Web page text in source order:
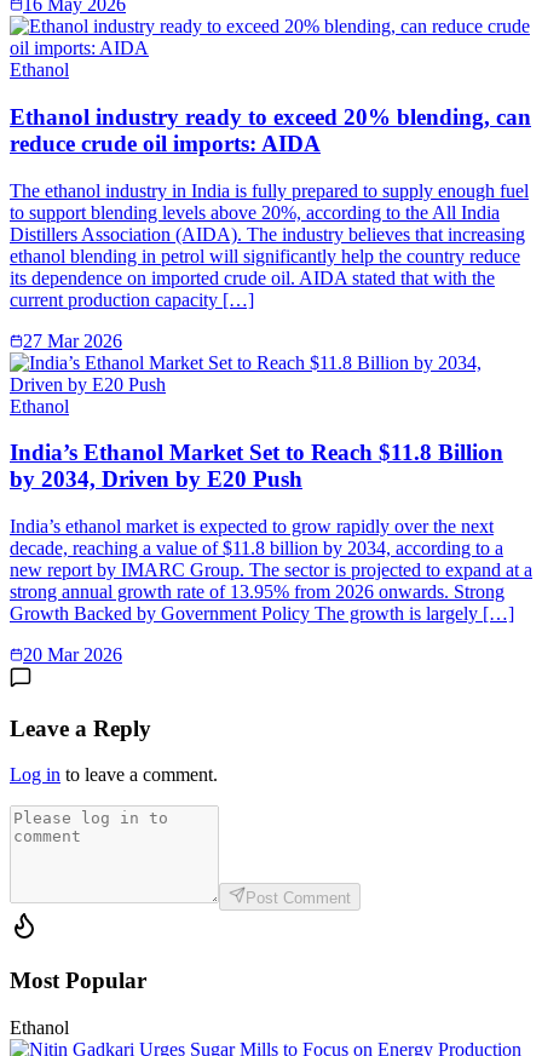
16 May 2026
Ethanol
Ethanol industry ready to exceed 20% blending, can
reduce crude oil imports: AIDA
The ethanol industry in India is fully prepared to supply enough fuel
to support blending levels above 20%, according to the All India
Distillers Association (AIDA). The industry believes that increasing
ethanol blending in petrol will significantly help the country reduce
its dependence on imported crude oil. AIDA stated that with the
current production capacity […]
27 Mar 2026
Ethanol
India’s Ethanol Market Set to Reach $11.8 Billion
by 2034, Driven by E20 Push
India’s ethanol market is expected to grow rapidly over the next
decade, reaching a value of $11.8 billion by 2034, according to a
new report by IMARC Group. The sector is projected to expand at a
strong annual growth rate of 13.95% from 2026 onwards. Strong
Growth Backed by Government Policy The growth is largely […]
20 Mar 2026
Leave a Reply
Log in to leave a comment.
Post Comment
Most Popular
Ethanol